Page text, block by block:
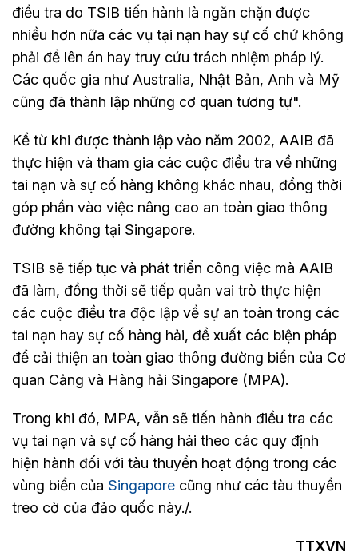
điều tra do TSIB tiến hành là ngăn chặn được
nhiều hơn nữa các vụ tại nạn hay sự cố chứ không
phải để lên án hay truy cứu trách nhiệm pháp lý.
Các quốc gia như Australia, Nhật Bản, Anh và Mỹ
cũng đã thành lập những cơ quan tương tự".
Kể từ khi được thành lập vào năm 2002, AAIB đã
thực hiện và tham gia các cuộc điều tra về những
tai nạn và sự cố hàng không khác nhau, đồng thời
góp phần vào việc nâng cao an toàn giao thông
đường không tại Singapore.
TSIB sẽ tiếp tục và phát triển công việc mà AAIB
đã làm, đồng thời sẽ tiếp quản vai trò thực hiện
các cuộc điều tra độc lập về sự an toàn trong các
tai nạn hay sự cố hàng hải, đề xuất các biện pháp
để cải thiện an toàn giao thông đường biển của Cơ
quan Cảng và Hàng hải Singapore (MPA).
Trong khi đó, MPA, vẫn sẽ tiến hành điều tra các
vụ tai nạn và sự cố hàng hải theo các quy định
hiện hành đối với tàu thuyền hoạt động trong các
vùng biển của Singapore cũng như các tàu thuyền
treo cờ của đảo quốc này./.
TTXVN